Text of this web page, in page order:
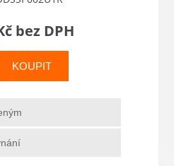
bez DPH
KOUPIT